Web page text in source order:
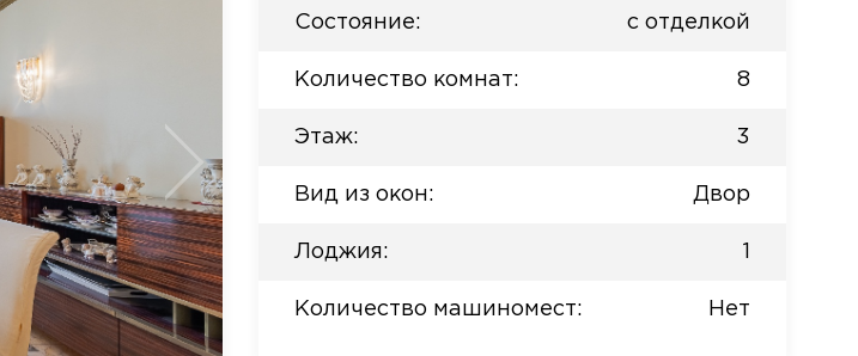
Состояние: с отделкой
Количество комнат: 8
Этаж: 3
Вид из окон: Двор
Лоджия: 1
Количество машиномест: Нет